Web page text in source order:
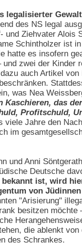
legalisierter
des NS legal
und Ziehvater Alois
Schintholzer ist
hatte es insofern
zwei der Kinder
auch Artikel
was Nea
Kaschieren, das
Profitschuld,
viele Jahre den
im
und Anni
Deutsche
ist, wird
von
"Arisierung"
besitzen
die ablenkt
des Schrankes.